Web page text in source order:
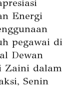
Energi
pegawai di
Dewan
Zaini dalam
Senin